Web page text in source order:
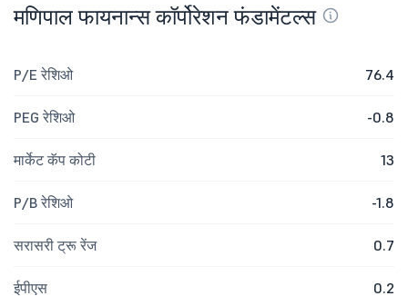
मणिपाल फायनान्स कॉर्पोरेशन फंडामेंटल्स
P/E रेशिओ 76.4
PEG रेशिओ -0.8
मार्केट कॅप कोटी 13
P/B रेशिओ -1.8
सरासरी ट्रू रेंज 0.7
ईपीएस 0.2